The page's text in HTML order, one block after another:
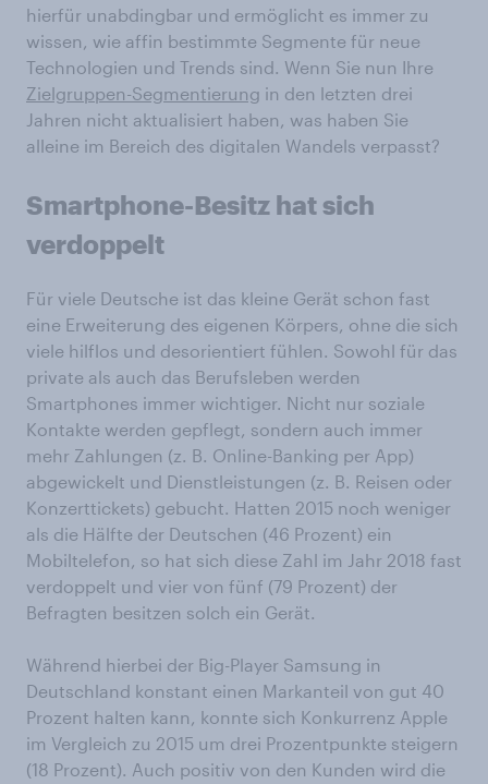
hierfür unabdingbar und ermöglicht es immer zu
wissen, wie affin bestimmte Segmente für neue
Technologien und Trends sind. Wenn Sie nun Ihre
Zielgruppen-Segmentierung in den letzten drei
Jahren nicht aktualisiert haben, was haben Sie
alleine im Bereich des digitalen Wandels verpasst?
Smartphone-Besitz hat sich
verdoppelt
Für viele Deutsche ist das kleine Gerät schon fast
eine Erweiterung des eigenen Körpers, ohne die sich
viele hilflos und desorientiert fühlen. Sowohl für das
private als auch das Berufsleben werden
Smartphones immer wichtiger. Nicht nur soziale
Kontakte werden gepflegt, sondern auch immer
mehr Zahlungen (z. B. Online-Banking per App)
abgewickelt und Dienstleistungen (z. B. Reisen oder
Konzerttickets) gebucht. Hatten 2015 noch weniger
als die Hälfte der Deutschen (46 Prozent) ein
Mobiltelefon, so hat sich diese Zahl im Jahr 2018 fast
verdoppelt und vier von fünf (79 Prozent) der
Befragten besitzen solch ein Gerät.
Während hierbei der Big-Player Samsung in
Deutschland konstant einen Markanteil von gut 40
Prozent halten kann, konnte sich Konkurrenz Apple
im Vergleich zu 2015 um drei Prozentpunkte steigern
(18 Prozent). Auch positiv von den Kunden wird die